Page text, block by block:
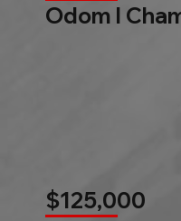
Odom l
$125,000